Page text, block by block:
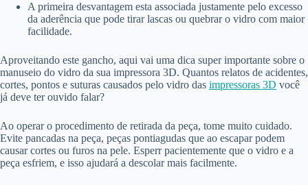
A primeira desvantagem esta associada justamente pelo excesso
da aderência que pode tirar lascas ou quebrar o vidro com maior
facilidade.
Aproveitando este gancho, aqui vai uma dica super importante sobre o
manuseio do vidro da sua impressora 3D. Quantos relatos de acidentes,
cortes, pontos e suturas causados pelo vidro das impressoras 3D você
já deve ter ouvido falar?
Ao operar o procedimento de retirada da peça, tome muito cuidado.
Evite pancadas na peça, peças pontiagudas que ao escapar podem
causar cortes ou furos na pele. Esperr pacientemente que o vidro e a
peça esfriem, e isso ajudará a descolar mais facilmente.